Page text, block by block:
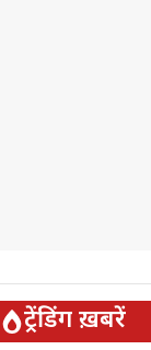
ट्रेंडिंग ख़बरें